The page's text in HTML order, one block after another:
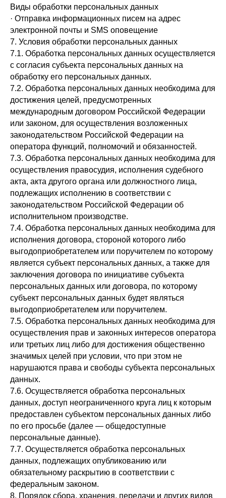
Виды обработки персональных данных
· Отправка информационных писем на адрес
электронной почты и SMS оповещение
7. Условия обработки персональных данных
7.1. Обработка персональных данных осуществляется
с согласия субъекта персональных данных на
обработку его персональных данных.
7.2. Обработка персональных данных необходима для
достижения целей, предусмотренных
международным договором Российской Федерации
или законом, для осуществления возложенных
законодательством Российской Федерации на
оператора функций, полномочий и обязанностей.
7.3. Обработка персональных данных необходима для
осуществления правосудия, исполнения судебного
акта, акта другого органа или должностного лица,
подлежащих исполнению в соответствии с
законодательством Российской Федерации об
исполнительном производстве.
7.4. Обработка персональных данных необходима для
исполнения договора, стороной которого либо
выгодоприобретателем или поручителем по которому
является субъект персональных данных, а также для
заключения договора по инициативе субъекта
персональных данных или договора, по которому
субъект персональных данных будет являться
выгодоприобретателем или поручителем.
7.5. Обработка персональных данных необходима для
осуществления прав и законных интересов оператора
или третьих лиц либо для достижения общественно
значимых целей при условии, что при этом не
нарушаются права и свободы субъекта персональных
данных.
7.6. Осуществляется обработка персональных
данных, доступ неограниченного круга лиц к которым
предоставлен субъектом персональных данных либо
по его просьбе (далее — общедоступные
персональные данные).
7.7. Осуществляется обработка персональных
данных, подлежащих опубликованию или
обязательному раскрытию в соответствии с
федеральным законом.
8. Порядок сбора, хранения, передачи и других видов